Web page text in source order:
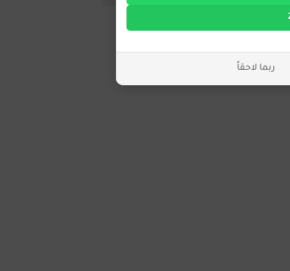
ربما لاحقاً